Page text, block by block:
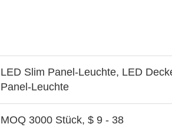
LED Slim Panel-Leuchte, LED
Panel-Leuchte
MOQ 3000 Stück, $ 9 - 38